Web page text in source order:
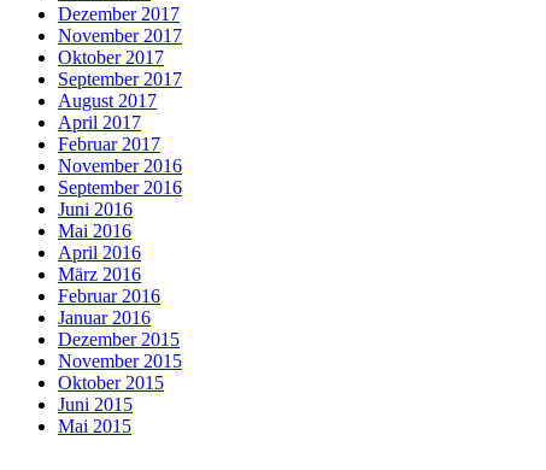
Dezember 2017
November 2017
Oktober 2017
September 2017
August 2017
April 2017
Februar 2017
November 2016
September 2016
Juni 2016
Mai 2016
April 2016
März 2016
Februar 2016
Januar 2016
Dezember 2015
November 2015
Oktober 2015
Juni 2015
Mai 2015